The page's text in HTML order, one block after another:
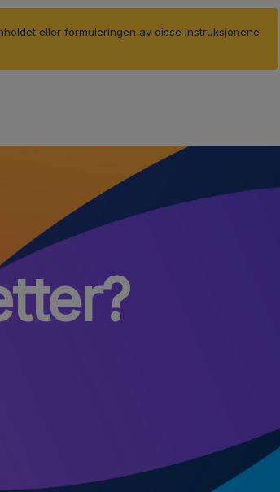
eller formuleringen av disse instruksjonene